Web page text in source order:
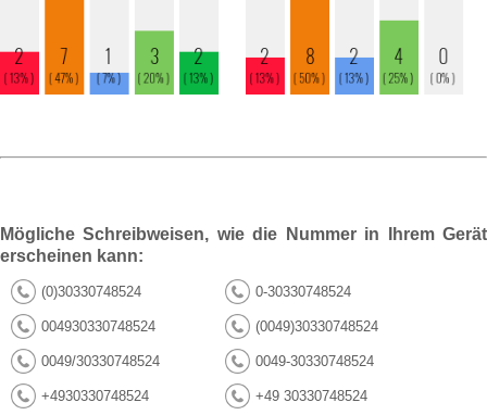
Mögliche Schreibweisen, wie die Nummer in Ihrem Gerät
erscheinen kann:
(0)30330748524 0-30330748524
004930330748524 (0049)30330748524
0049/30330748524 0049-30330748524
+4930330748524 +49 30330748524